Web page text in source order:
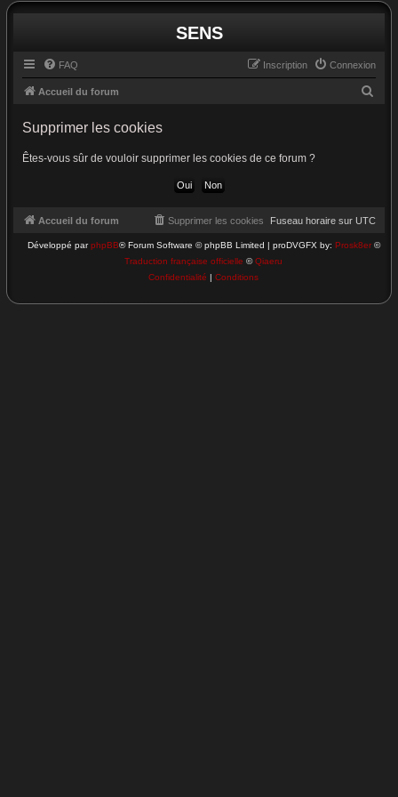
SENS
FAQ Connexion
Inscription
Accueil du forum
c
h
Supprimer les cookies
Êtes-vous sûr de vouloir supprimer les cookies de ce forum ?
Accueil du forum Fuseau horaire sur UTC
Supprimer les cookies
Développé parphpBB® Forum Software © phpBB Limited | proDVGFX by: Prosk8er©
Traduction française officielle ©Qiaeru
Confidentialité | Conditions